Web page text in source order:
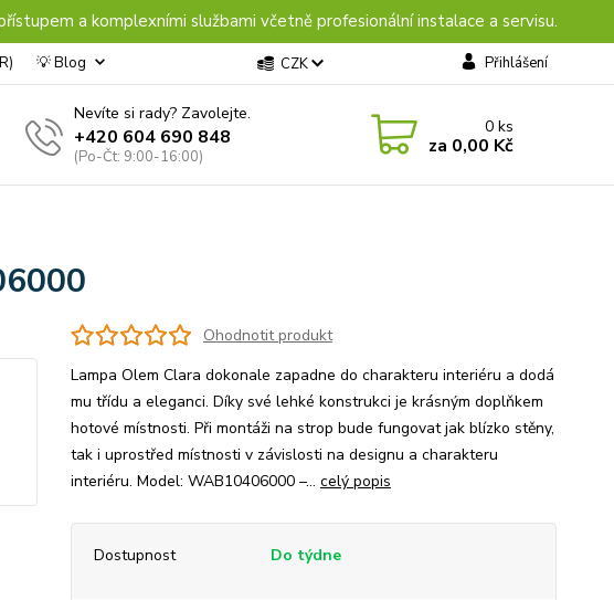
a komplexními službami včetně profesionální instalace a servisu.
💡 Blog CZK Přihlášení
Nevíte si rady? Zavolejte.
+420 604 690 848
(Po-Čt: 9:00-16:00)
0ks
za 0,00 Kč
Ohodnotit produkt
Lampa Olem Clara dokonale zapadne do charakteru interiéru a dodá
mu třídu a eleganci. Díky své lehké konstrukci je krásným doplňkem
hotové místnosti. Při montáži na strop bude fungovat jak blízko stěny,
tak i uprostřed místnosti v závislosti na designu a charakteru
interiéru. Model: WAB10406000 –... celý popis
Dostupnost Do týdne